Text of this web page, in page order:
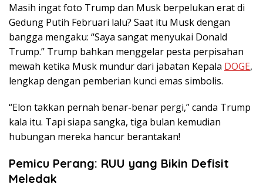
Masih ingat foto Trump dan Musk berpelukan erat di
Gedung Putih Februari lalu? Saat itu Musk dengan
bangga mengaku: “Saya sangat menyukai Donald
Trump.” Trump bahkan menggelar pesta perpisahan
mewah ketika Musk mundur dari jabatan Kepala DOGE,
lengkap dengan pemberian kunci emas simbolis.
“Elon takkan pernah benar-benar pergi,” canda Trump
kala itu. Tapi siapa sangka, tiga bulan kemudian
hubungan mereka hancur berantakan!
Pemicu Perang: RUU yang Bikin Defisit
Meledak